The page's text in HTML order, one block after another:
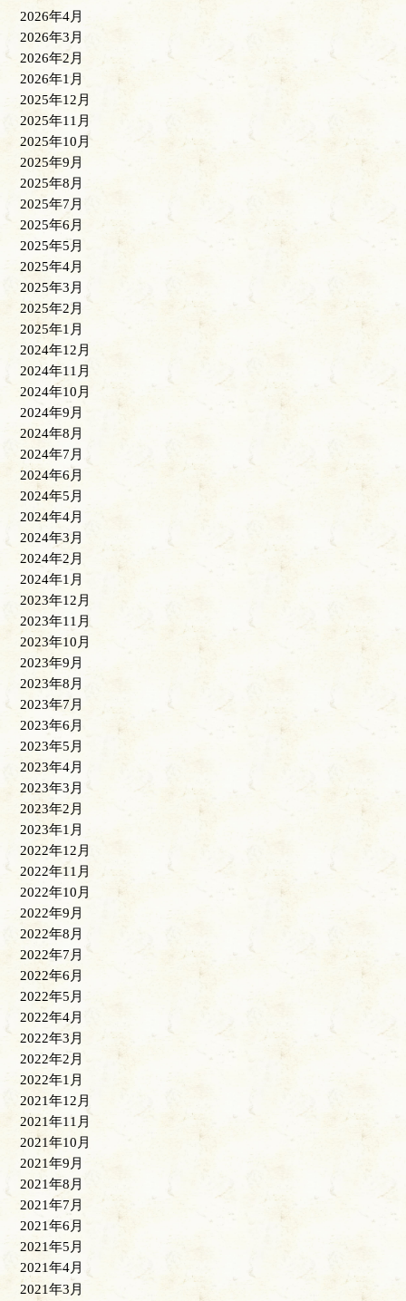
2026年4月
2026年3月
2026年2月
2026年1月
2025年12月
2025年11月
2025年10月
2025年9月
2025年8月
2025年7月
2025年6月
2025年5月
2025年4月
2025年3月
2025年2月
2025年1月
2024年12月
2024年11月
2024年10月
2024年9月
2024年8月
2024年7月
2024年6月
2024年5月
2024年4月
2024年3月
2024年2月
2024年1月
2023年12月
2023年11月
2023年10月
2023年9月
2023年8月
2023年7月
2023年6月
2023年5月
2023年4月
2023年3月
2023年2月
2023年1月
2022年12月
2022年11月
2022年10月
2022年9月
2022年8月
2022年7月
2022年6月
2022年5月
2022年4月
2022年3月
2022年2月
2022年1月
2021年12月
2021年11月
2021年10月
2021年9月
2021年8月
2021年7月
2021年6月
2021年5月
2021年4月
2021年3月